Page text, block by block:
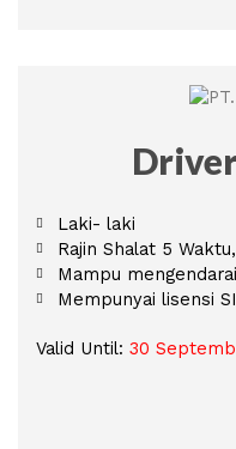
Laki- laki
Rajin Shalat 5
Mampu
Mempunyai lisensi
Valid Until: 30